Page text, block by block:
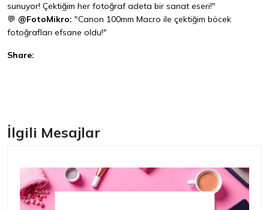
sunuyor! Çektiğim her fotoğraf adeta bir sanat eseri!"
💬 @FotoMikro: "Canon 100mm Macro ile çektiğim böcek
fotoğrafları efsane oldu!"
Share:
İlgili Mesajlar